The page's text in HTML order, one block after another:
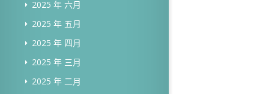
2025 年 六月
2025 年 五月
2025 年 四月
2025 年 三月
2025 年 二月